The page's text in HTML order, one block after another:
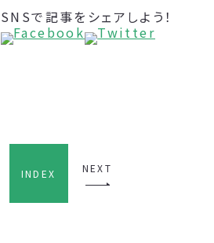
SNSで記事をシェアしよう！
INDEX NEXT